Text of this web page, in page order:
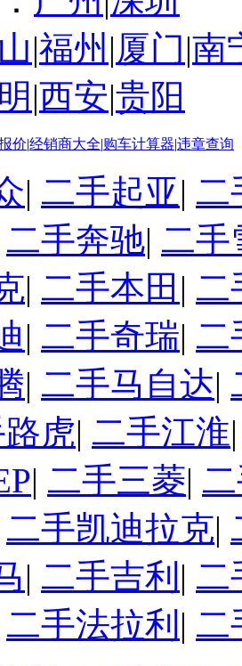
|福州 |厦门|南
|西安|贵阳
价|经销商大全|购车计算器|违章查询
| 二手起亚| 二
二手奔驰| 二手
| 二手本田 | 二
| 二手奇瑞| 二
| 二手马自达|
虎| 二手江淮
| 二手三菱|
二手凯迪拉克|
| 二手吉利 | 二
二手法拉利 | 二